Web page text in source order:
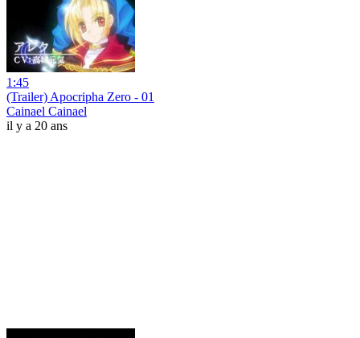
1:45
(Trailer) Apocripha Zero - 01
Cainael Cainael
il y a 20 ans